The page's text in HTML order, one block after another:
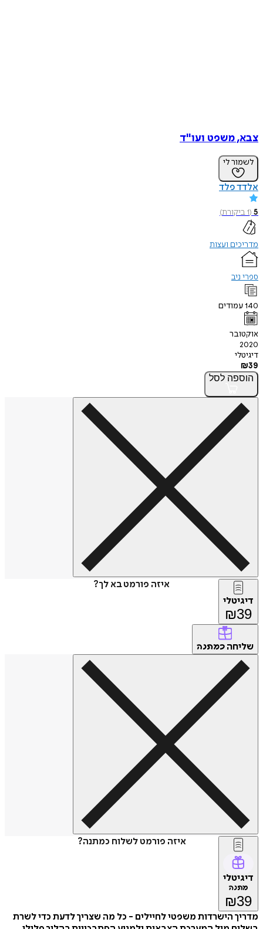
צבא, משפט ועו"ד
לשמור לי
אלדד פלד
5
(
1ביקורת)
מדריכים ועצות
ספרי ניב
140עמודים
אוקטובר
2020
דיגיטלי
₪39
הוספה לסל
איזה פורמט בא לך?
דיגיטלי
₪39
שליחה כמתנה
איזה פורמט לשלוח כמתנה?
דיגיטלי
מתנה
₪39
מדריך הישרדות משפטי לחיילים - כל מה שצריך לדעת כדי לשרת